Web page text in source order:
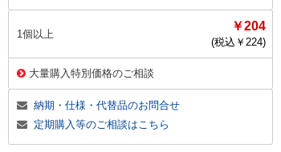
1個以上
￥204
(税込￥ 224)
大量購入特別価格のご相談
納期・仕様・代替品のお問合せ
定期購入等のご相談はこちら